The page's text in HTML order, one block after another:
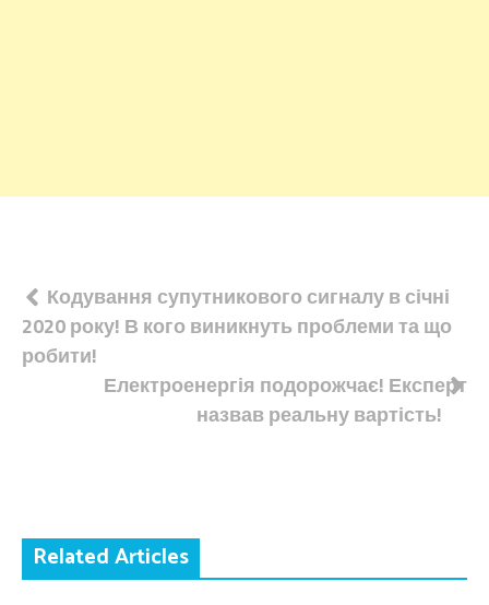
Навігація
записів
Кодування супутникового сигналу в січні
2020 року! В кого виникнуть проблеми та що
робити!
Електроенергія подорожчає! Експерт
назвав реальну вартість!
Related Articles